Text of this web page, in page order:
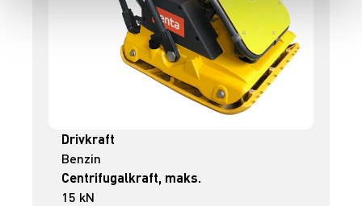
Drivkraft
Benzin
Centrifugalkraft, maks.
15 kN